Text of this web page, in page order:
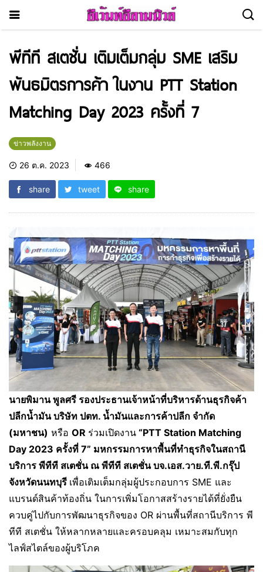
พีทีที สเตชั่น เติมเต็มกลุ่ม SME เสริม
พันธมิตรการค้า ในงาน PTT Station
Matching Day 2023 ครั้งที่ 7
ข่าวพลังงาน
26 ต.ค. 2023 466
share tweet share
นายพิมาน พูลศรี รองประธานเจ้าหน้าที่บริหารด้านธุรกิจค้า
ปลีกน้ำมัน บริษัท ปตท. น้ำมันและการค้าปลีก จำกัด
(มหาชน) หรือ OR ร่วมเปิดงาน “PTT Station Matching
Day 2023 ครั้งที่ 7” มหกรรมการหาพื้นที่ทำธุรกิจในสถานี
บริการ พีทีที สเตชั่น ณ พีทีที สเตชั่น บจ.เอส.วาย.ที.พี.กรุ๊ป
จังหวัดนนทบุรี เพื่อเติมเต็มกลุ่มผู้ประกอบการ SME และ
แบรนด์สินค้าท้องถิ่น ในการเพิ่มโอกาสสร้างรายได้ที่ยั่งยืน
ควบคู่ไปกับการพัฒนาธุรกิจของ OR ผ่านพื้นที่สถานีบริการ พี
ทีที สเตชั่น ให้หลากหลายและครอบคลุม เหมาะสมกับทุก
ไลฟ์สไตล์ของผู้บริโภค